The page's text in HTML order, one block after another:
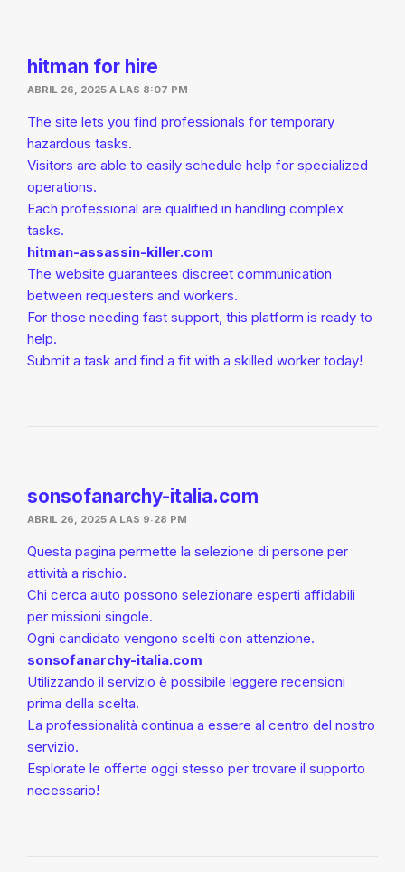
hitman for hire
ABRIL 26, 2025 A LAS 8:07 PM
The site lets you find professionals for temporary
hazardous tasks.
Visitors are able to easily schedule help for specialized
operations.
Each professional are qualified in handling complex
tasks.
hitman-assassin-killer.com
The website guarantees discreet communication
between requesters and workers.
For those needing fast support, this platform is ready to
help.
Submit a task and find a fit with a skilled worker today!
sonsofanarchy-italia.com
ABRIL 26, 2025 A LAS 9:28 PM
Questa pagina permette la selezione di persone per
attività a rischio.
Chi cerca aiuto possono selezionare esperti affidabili
per missioni singole.
Ogni candidato vengono scelti con attenzione.
sonsofanarchy-italia.com
Utilizzando il servizio è possibile leggere recensioni
prima della scelta.
La professionalità continua a essere al centro del nostro
servizio.
Esplorate le offerte oggi stesso per trovare il supporto
necessario!